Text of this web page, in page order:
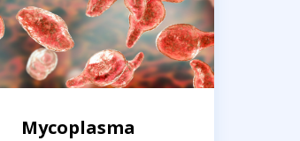
Mycoplasma